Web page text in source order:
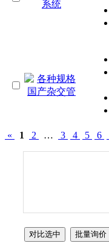
« 1 2 … 3 4 5 6